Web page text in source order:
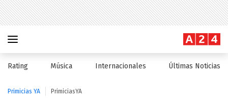
Rating Música Internacionales Últimas Noticias
Primicias YA PrimiciasYA